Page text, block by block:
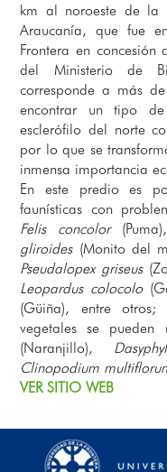
km al noroeste de la
Araucanía, que fue
Frontera en
del Ministerio de
corresponde a más
encontrar un tipo
esclerófilo del norte
por lo que se
inmensa importancia
En este predio es
faunísticas con
Felis concolor
gliroides(Monito del
Pseudalopex griseus
Leopardus colocolo
(Güiña), entre otros;
vegetales se pueden
(Naranjillo),
Clinopodium
VER SITIO WEB